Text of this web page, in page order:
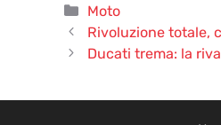
Categorie
Moto
Rivoluzione totale,
Ducati trema: la